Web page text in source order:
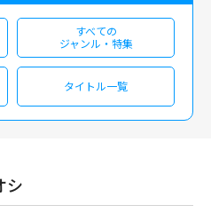
すべての
ジャンル・特集
タイトル一覧
シ